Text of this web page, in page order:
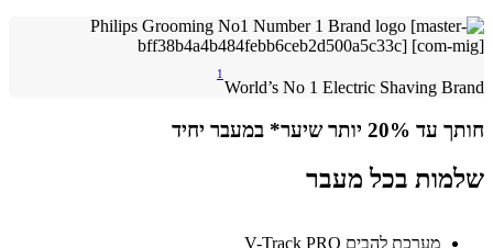
World’s No 1 Electric Shaving
שיער* במעבר יחיד
בכל מעבר
מערכת להבים V-Track PRO